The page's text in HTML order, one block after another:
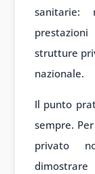
sanitarie:
strutture
nazionale.
Il punto
sempre.
privato